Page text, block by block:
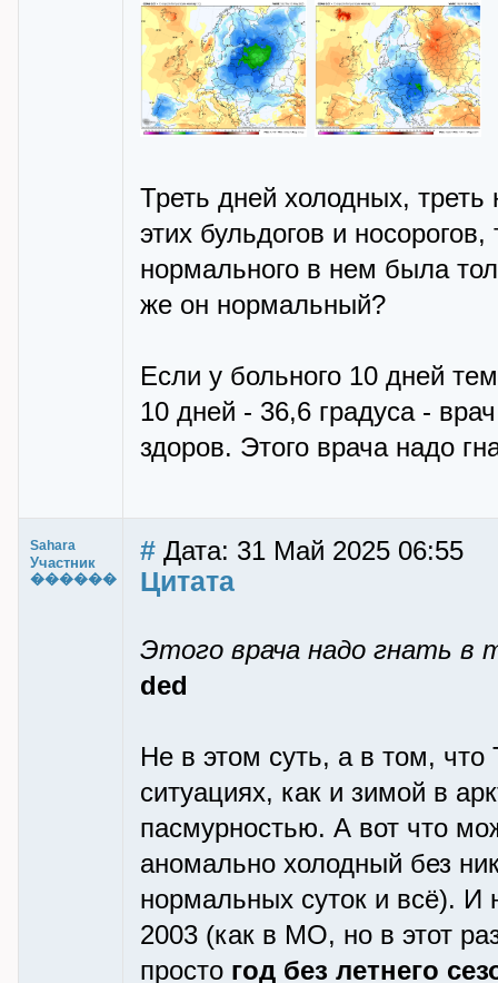
Треть дней холодных,
этих бульдогов и
нормального в нем была
же он нормальный?
Если у больного 10 дней
10 дней - 36,6 градуса -
здоров. Этого врача надо
Sahara
Участник
������
# Дата: 31 Май 2025 06:55
Цитата
Этого врача надо гнать в
ded
Не в этом суть, а в том, что
ситуациях, как и зимой в
пасмурностью. А вот что
аномально холодный без
нормальных суток и всё). И
2003 (как в МО, но в этот
просто год без летнего